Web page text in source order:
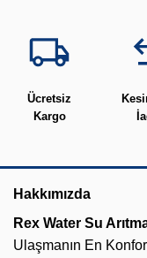
Ücretsiz
Kargo
Hakkımızda
Rex Water Su
Ulaşmanın En